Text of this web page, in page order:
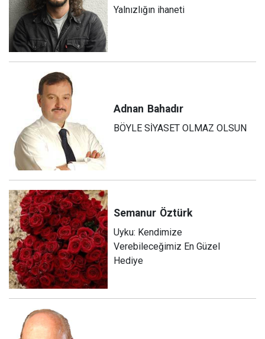
Yalnızlığın ihaneti
Adnan Bahadır
BÖYLE SİYASET OLMAZ OLSUN
Semanur Öztürk
Uyku: Kendimize
Verebileceğimiz En Güzel
Hediye